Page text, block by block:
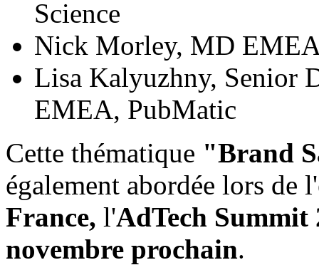
Science
Nick Morley, MD
Lisa Kalyuzhny, Senior
EMEA, PubMatic
Cette thématique "Brand
également abordée lors de
France, l'AdTech Summit
novembre prochain.